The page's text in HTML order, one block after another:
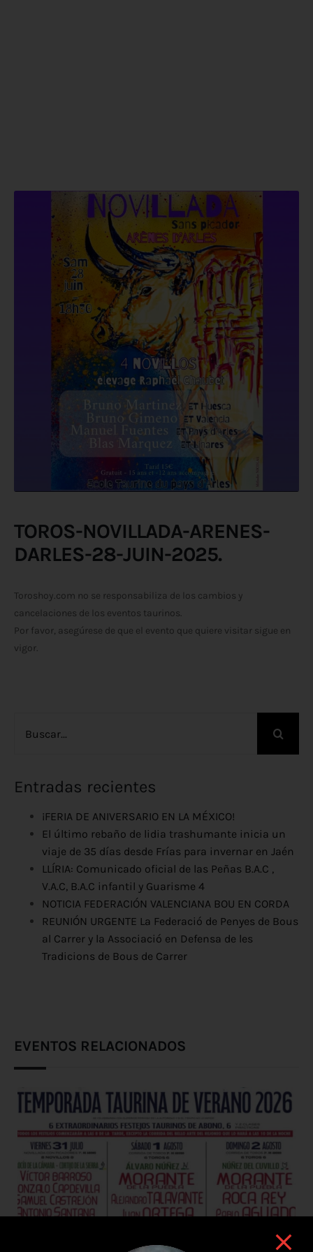
TOROS-NOVILLADA-ARENES-
DARLES-28-JUIN-2025.
Toroshoy.com no se responsabiliza de los cambios y
cancelaciones de los eventos taurinos.
Por favor, asegúrese de que el evento que quiere visitar sigue en
vigor.
Entradas recientes
¡FERIA DE ANIVERSARIO EN LA MÉXICO!
El último rebaño de lidia trashumante inicia un
viaje de 35 días desde Frías para invernar en Jaén
LLÍRIA: Comunicado oficial de las Peñas B.A.C ,
V.A.C, B.A.C infantil y Guarisme 4
NOTICIA FEDERACIÓN VALENCIANA BOU EN CORDA
REUNIÓN URGENTE La Federació de Penyes de Bous
al Carrer y la Associació en Defensa de les
Tradicions de Bous de Carrer
EVENTOS RELACIONADOS